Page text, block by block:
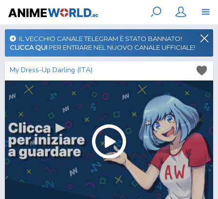
IL VECCHIO CANALE TELEGRAM È STATO BANNATO!
CLICCA QUI PER ENTRARE NEL NUOVO CANALE UFFICIALE!
My Dress-Up Darling (ITA)